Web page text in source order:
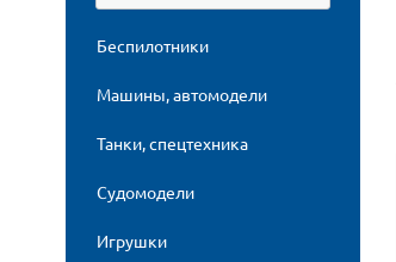
Беспилотники
Машины, автомодели
Танки, спецтехника
Судомодели
Игрушки